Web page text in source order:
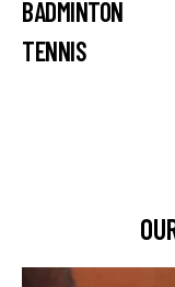
BADMINTON
TENNIS